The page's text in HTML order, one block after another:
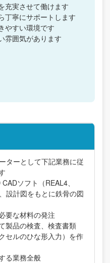
充実させて働けます
丁寧にサポートします
やすい環境です
雰囲気があります
ターとして下記業務に従
ソフト（REAL4、
設計図をもとに鉄骨の図
要な材料の発注
製品の検査、検査書類
セルのひな形入力）を作
る業務全般